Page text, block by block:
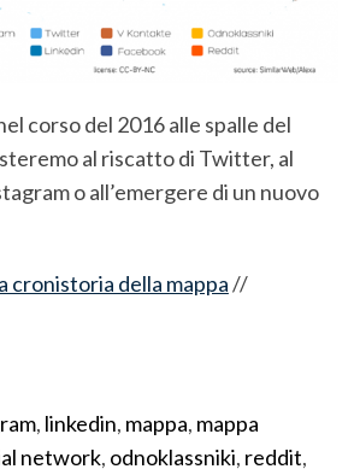
corso del 2016 alle spalle del
al riscatto di Twitter, al
o all’emergere di un nuovo
cronistoria della mappa//
, linkedin, mappa, mappa
network, odnoklassniki, reddit,